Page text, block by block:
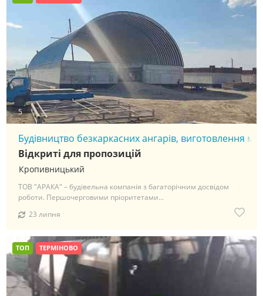
5
Будівництво безкаркасних ангарів, виготовлення
Кропивницький
Відкриті для пропозицій
ТОВ "АРАКА" – будівельна компанія з багаторічним досвідом
роботи. Першочерговими пріоритетами...
23 липня
ТОП ТЕРМІНОВО